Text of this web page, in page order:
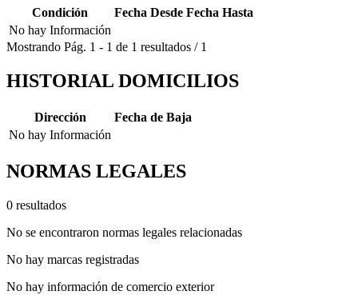
Condición Fecha Desde Fecha Hasta
No hay Información
Mostrando Pág. 1 - 1 de 1 resultados / 1
HISTORIAL DOMICILIOS
Dirección
Fecha de Baja
No hay Información
NORMAS LEGALES
0 resultados
No se encontraron normas legales relacionadas
No hay marcas registradas
No hay información de comercio exterior